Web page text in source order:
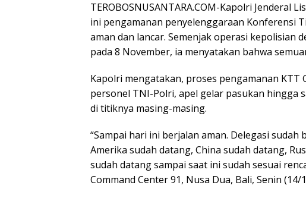
TEROBOSNUSANTARA.COM-Kapolri Jenderal
ini pengamanan penyelenggaraan Konferensi
aman dan lancar. Semenjak operasi kepolisian
pada 8 November, ia menyatakan bahwa
Kapolri mengatakan, proses pengamanan KTT
personel TNI-Polri, apel gelar pasukan hingga
di titiknya masing-masing.
“Sampai hari ini berjalan aman. Delegasi
Amerika sudah datang, China sudah datang,
sudah datang sampai saat ini sudah sesuai
Command Center 91, Nusa Dua, Bali, Senin (14/